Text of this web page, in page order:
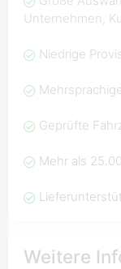
Unternehmen,
Niedrige
Geprüfte
Mehr als
Weitere